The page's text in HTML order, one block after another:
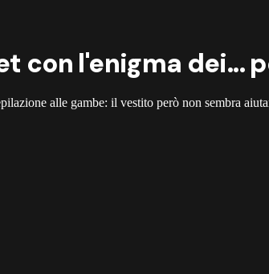
con l'enigma dei...
alle gambe: il vestito però non sembra